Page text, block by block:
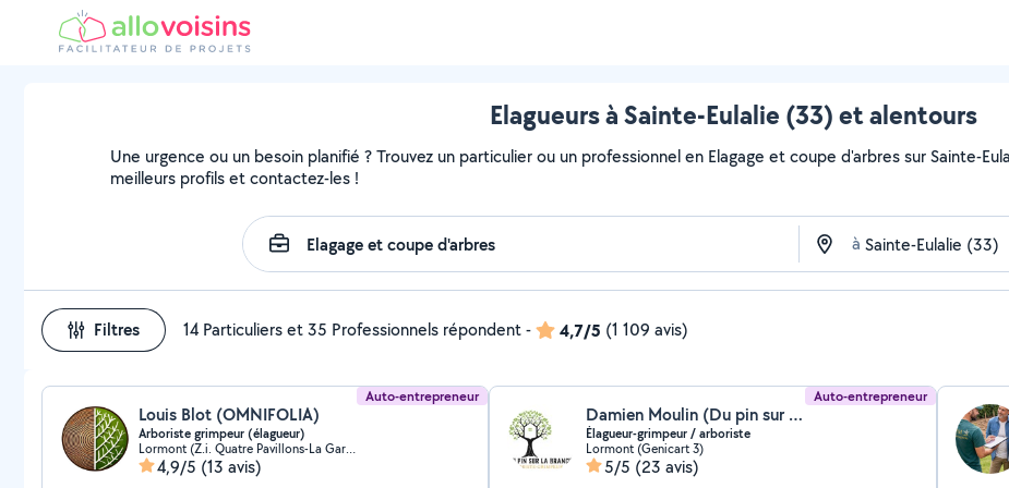
Elagueurs à Sainte-Eulalie (33) et alentours
Une urgence ou un besoin planifié ? Trouvez un particulier ou un professionnel en Elagage et coupe d'arbres sur Sainte-
meilleurs profils et contactez-les !
à
Filtres 14 Particuliers et 35 Professionnels répondent- 4,7/5 (1 109 avis)
Auto-entrepreneur
Louis Blot (OMNIFOLIA)
Arboriste grimpeur (élagueur)
Lormont (Z.i. Quatre Pavillons-La Gardette)
4,9/5 (13 avis)
Auto-entrepreneur
Damien Moulin (Du pin sur la branche)
Élagueur-grimpeur / arboriste
Lormont (Genicart 3)
5/5 (23 avis)